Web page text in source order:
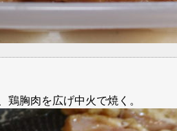
胸肉を広げ中火で焼く。